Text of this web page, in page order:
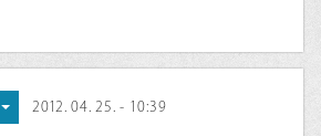
2012. 04. 25. - 10:39